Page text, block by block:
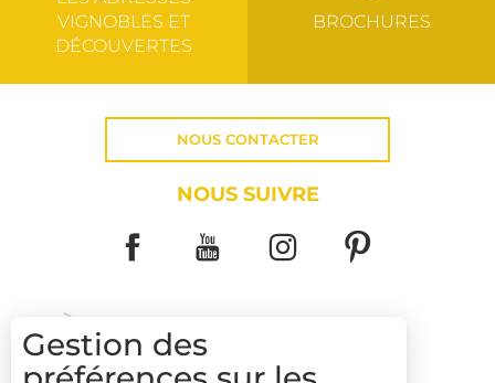
VIGNOBLES ET
DÉCOUVERTES
BROCHURES
NOUS CONTACTER
NOUS SUIVRE
Gestion des